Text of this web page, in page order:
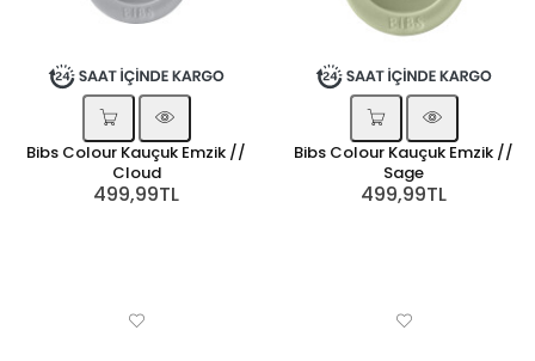
Bibs Colour Kauçuk Emzik //
Cloud
499,99TL
Bibs Colour Kauçuk Emzik //
Sage
499,99TL